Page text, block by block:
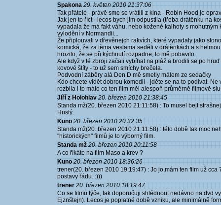
Spakona 29. květen 2010 21:37:06
Tak přátelé - právě sme se vrátili z kina - Robin Hood je
Jak jen to říct - lecos bych jim odpustila (třeba drátěnku na
vypadala že má fakt váhu, nebo kožené kalhoty s
vylodění v Normandii...
Že připlouvali v dřevěnejch rakvích, které vypadaly jako
komická, že za těma veslama seděli v drátěnkách a s
hrozilo, že se při kýchnutí rozpadne, to mě pobavilo.
Ale když v té zbroji začali vybíhat na pláž a brodili se po
kovové štíty - to už sem smíchy brečela.
Podvodní záběry alá Den D mě smetly málem ze sedačky
Kdo chcete vidět dobrou komedii - jděte se na to podívat.
rozbila i to málo co ten film měl alespoň průměrně filmově
Jiří z Holohlav 20. březen 2010 21:38:45
Standa mž(20. březen 2010 21:11:58) : To musel bejt
Hustý.
Kuno 20. březen 2010 20:32:35
Standa mž(20. březen 2010 21:11:58) : této době tak moc
"historických" filmů je to výborný film.
Standa mž 20. březen 2010 20:11:58
A co říkáte na film Maso a krev ?
Kuno 20. březen 2010 18:36:26
trener(20. březen 2010 19:19:47) : Jo jo,mám ten film už
postavy řádu. :)))
trener 20. březen 2010 18:19:47
Co se filmů týče, tak doporučuji shlédnout nedávno na dvd
Ejznštejn). Lecos je poplatné době vzniku, ale minimálně